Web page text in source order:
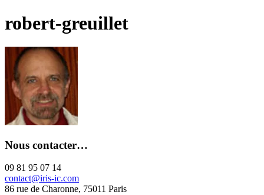
robert-greuillet
Nous contacter…
09 81 95 07 14
contact@iris-ic.com
86 rue de Charonne, 75011 Paris